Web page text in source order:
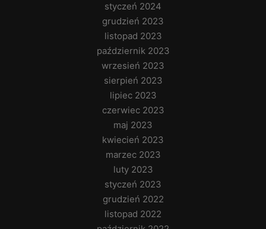
styczeń 2024
grudzień 2023
listopad 2023
październik 2023
wrzesień 2023
sierpień 2023
lipiec 2023
czerwiec 2023
maj 2023
kwiecień 2023
marzec 2023
luty 2023
styczeń 2023
grudzień 2022
listopad 2022